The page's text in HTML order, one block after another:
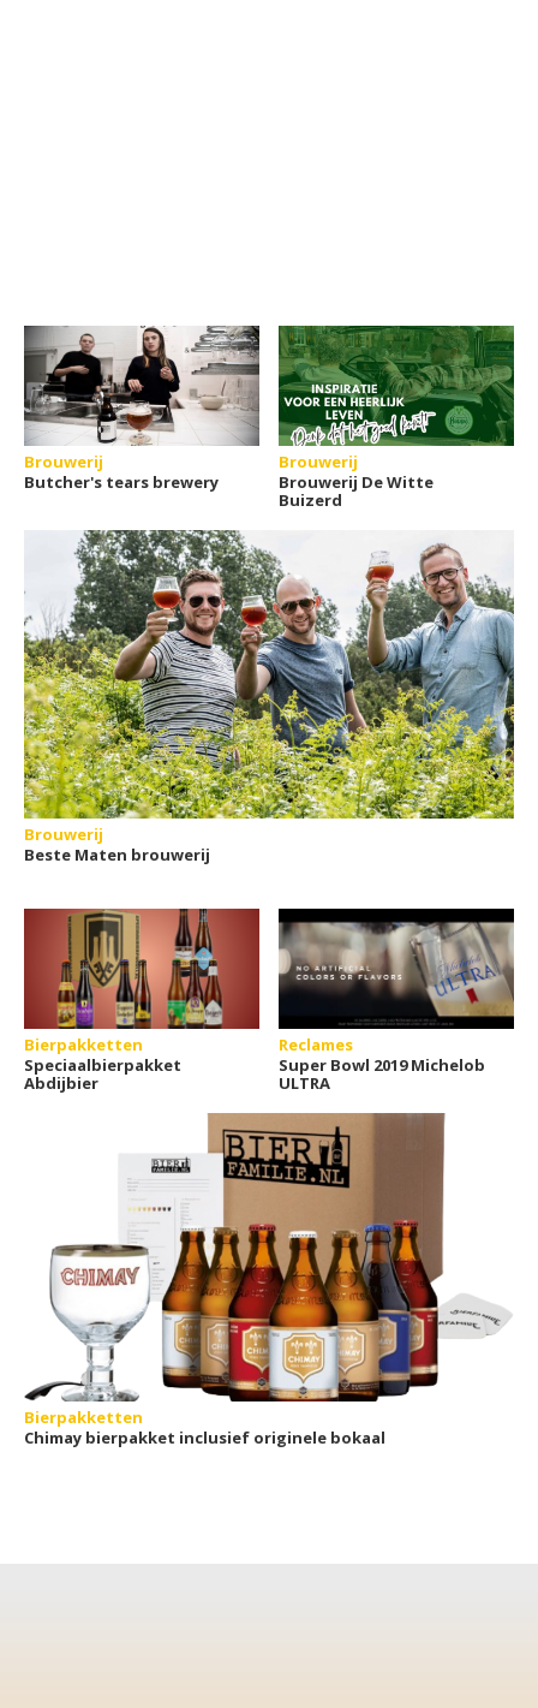
Brouwerij
Butcher's tears brewery
Brouwerij
Brouwerij De Witte
Buizerd
Brouwerij
Beste Maten brouwerij
Bierpakketten
Speciaalbierpakket
Abdijbier
Reclames
Super Bowl 2019 Michelob
ULTRA
Bierpakketten
Chimay bierpakket inclusief originele bokaal